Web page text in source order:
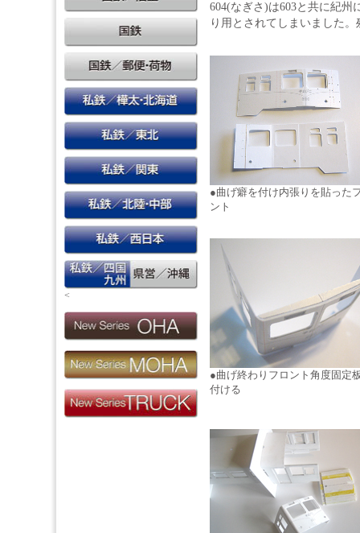
604(なぎさ)は603と共に紀州
り用とされてしまいました
●曲げ癖を付け内張りを貼った
ント
●曲げ終わりフロント角度固定
付ける
<